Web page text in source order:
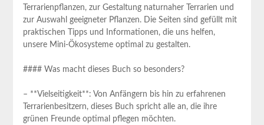
Terrarienpflanzen, zur Gestaltung naturnaher Terrarien ⁣und
zur Auswahl geeigneter Pflanzen. Die Seiten sind gefüllt mit
praktischen Tipps und‌ Informationen, ‌die ⁤uns helfen,
unsere Mini-Ökosysteme optimal ‍zu gestalten.
#### ⁣Was macht dieses Buch so ⁤besonders?
– **Vielseitigkeit**: Von Anfängern bis hin zu erfahrenen
Terrarienbesitzern, dieses Buch spricht alle an,⁣ die ihre
⁤grünen Freunde optimal pflegen möchten.